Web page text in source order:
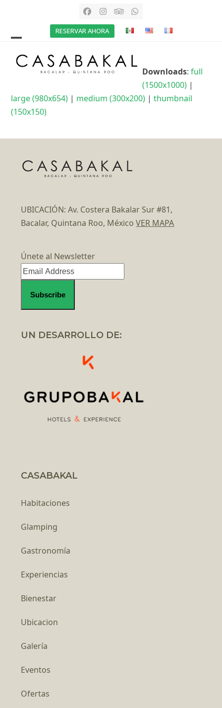
Facebook
Instagram
Tripadvisor
Whatsapp
RESERVAR AHORA
mobile
menu
mobile
menu
Downloads: full
(1500x1000)|
large (980x654) | medium (300x200) |thumbnail
(150x150)
UBICACIÓN: Av. Costera Bakalar Sur #81,
Bacalar, Quintana Roo, MéxicoVER MAPA
Únete al Newsletter
UN DESARROLLO DE:
CASABAKAL
Habitaciones
Glamping
Gastronomía
Experiencias
Bienestar
Ubicacion
Galería
Eventos
Ofertas